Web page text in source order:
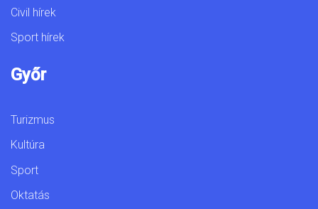
Civil hírek
Sport hírek
Győr
Turizmus
Kultúra
Sport
Oktatás